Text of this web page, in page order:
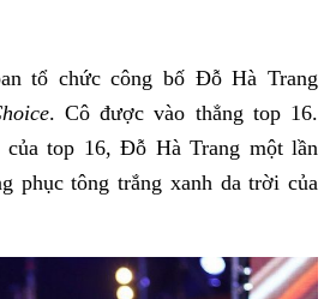
tổ chức công bố Đỗ Hà Trang
. Cô được vào thẳng top 16.
của top 16, Đỗ Hà Trang một lần
phục tông trắng xanh da trời của